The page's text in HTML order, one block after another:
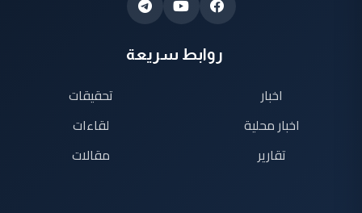
روابط سريعة
اخبار
اخبار محلية
تقارير
تحقيقات
لقاءات
مقالات